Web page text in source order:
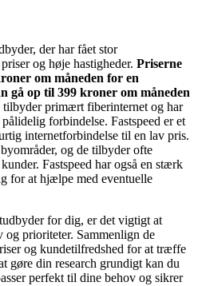
der har fået stor
og høje hastigheder. Priserne
om måneden for en
gå op til 399 kroner om måneden
tilbyder primært fiberinternet og har
forbindelse. Fastspeed er et
internetforbindelse til en lav pris.
og de tilbyder ofte
Fastspeed har også en stærk
for at hjælpe med eventuelle
for dig, er det vigtigt at
prioriteter. Sammenlign de
og kundetilfredshed for at træffe
gøre din research grundigt kan du
perfekt til dine behov og sikrer